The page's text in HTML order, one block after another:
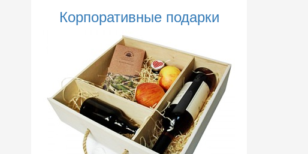
Корпоративные подарки